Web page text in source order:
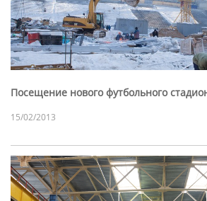
Посещение нового футбольного
15/02/2013